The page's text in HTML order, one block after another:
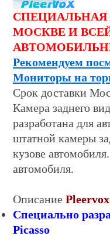
СПЕЦИАЛЬНАЯ
МОСКВЕ И
Рекомендуем
Мониторы на
Срок доставки
Камера заднего
разработана для
штатной камеры
кузове
автомобиля.
Описание
Специально
Picasso